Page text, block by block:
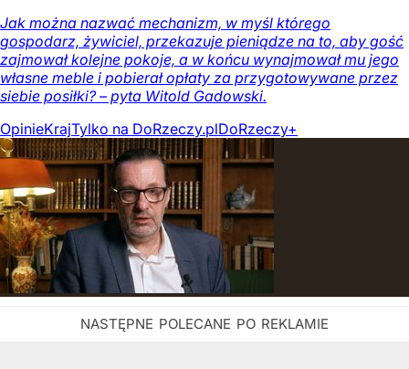
Jak można nazwać mechanizm, w myśl którego
gospodarz, żywiciel, przekazuje pieniądze na to, aby gość
zajmował kolejne pokoje, a w końcu wynajmował mu jego
własne meble i pobierał opłaty za przygotowywane przez
siebie posiłki? – pyta Witold Gadowski.
OpinieKrajTylko na DoRzeczy.plDoRzeczy+